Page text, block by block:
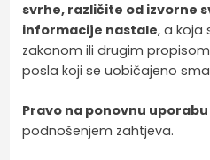
svrhe, različite od izvorne
informacije nastale, a koja
zakonom ili drugim
posla koji se uobičajeno
Pravo na ponovnu
podnošenjem zahtjeva.